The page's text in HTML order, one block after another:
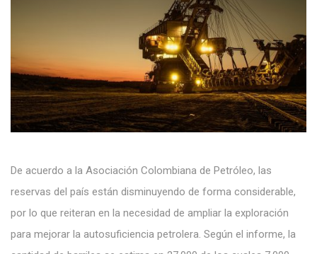
De acuerdo a la Asociación Colombiana de Petróleo, las
reservas del país están disminuyendo de forma considerable,
por lo que reiteran en la necesidad de ampliar la exploración
para mejorar la autosuficiencia petrolera. Según el informe, la